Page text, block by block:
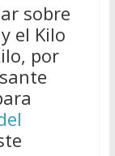
sobre
el Kilo
por